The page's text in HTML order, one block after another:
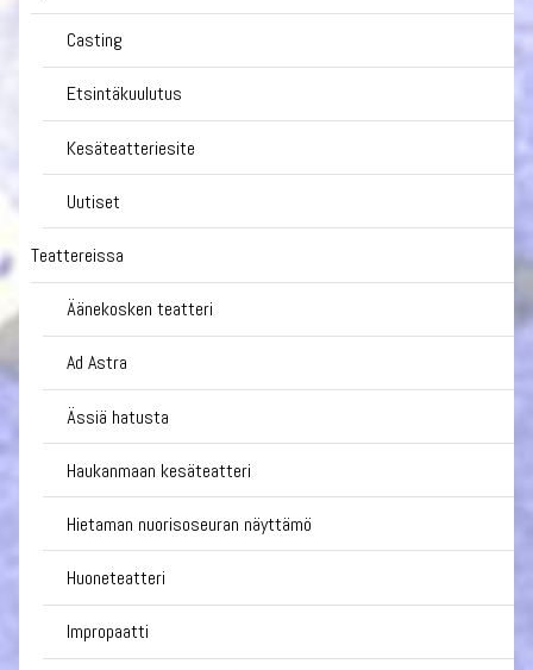
Casting
Etsintäkuulutus
Kesäteatteriesite
Uutiset
Teattereissa
Äänekosken teatteri
Ad Astra
Ässiä hatusta
Haukanmaan kesäteatteri
Hietaman nuorisoseuran näyttämö
Huoneteatteri
Impropaatti